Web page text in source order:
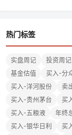
热门标签
实盘周记 投资周记
基金估值
买入-分
买入-洋河股份
卖
买入-贵州茅台
买
买入-五粮液
年终
买入-银华日利
买